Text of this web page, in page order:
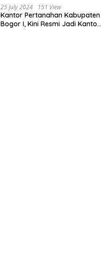
25 July 2024 151 View
Kantor Pertanahan Kabupaten
Bogor I, Kini Resmi Jadi Kantor